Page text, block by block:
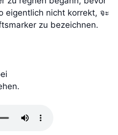
eigentlich nicht korrekt, จะ
zu bezeichnen.